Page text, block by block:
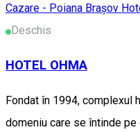
Cazare - Poiana Brașov
Deschis
HOTEL OHMA
Fondat în 1994, complexul
domeniu care se întinde